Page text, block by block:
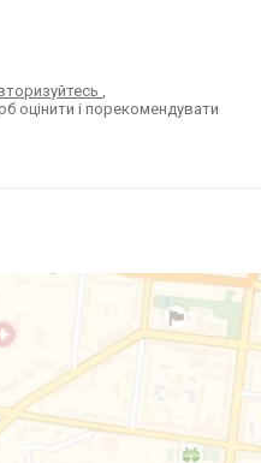
,
оцінити і порекомендувати